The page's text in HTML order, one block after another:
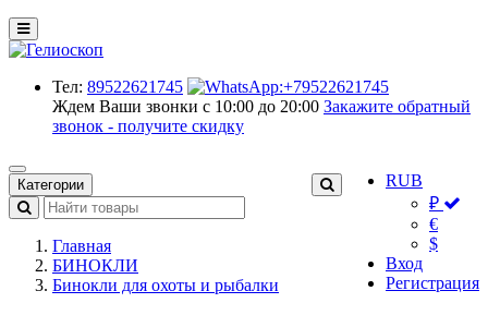
Тел: 89522621745
Ждем Ваши звонки с 10:00 до 20:00 Закажите обратный
звонок - получите скидку
RUB
₽
€
$
Вход
Регистрация
Категории
Главная
БИНОКЛИ
Бинокли для охоты и рыбалки